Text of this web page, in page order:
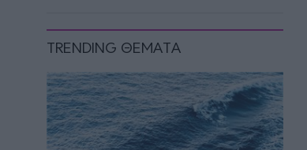
TRENDING ΘΕΜΑΤΑ